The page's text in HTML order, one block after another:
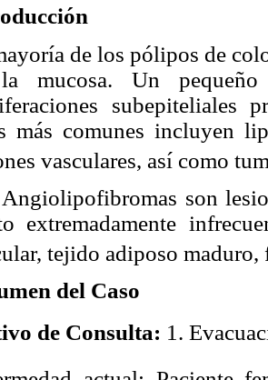
de los pólipos de
mucosa. Un pequeño
subepiteliales
más comunes incluyen
vasculares, así como
son
extremadamente
tejido adiposo
del Caso
de Consulta: 1.